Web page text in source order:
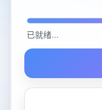
已就绪...